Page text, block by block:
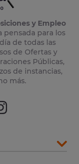
y Empleo
pensada para los
de todas las
de Ofertas y
Públicas,
de instancias,
más.